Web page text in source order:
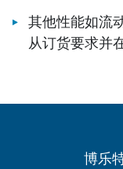
其他性能如流
从订货要求并
博乐